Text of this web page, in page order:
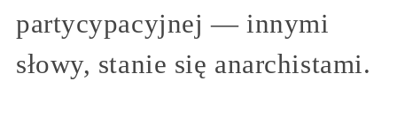
partycypacyjnej — innymi
słowy, stanie się anarchistami.